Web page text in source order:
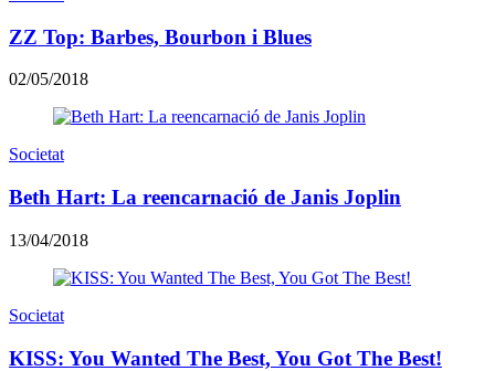
ZZ Top: Barbes, Bourbon i Blues
02/05/2018
Societat
Beth Hart: La reencarnació de Janis Joplin
13/04/2018
Societat
KISS: You Wanted The Best, You Got The Best!